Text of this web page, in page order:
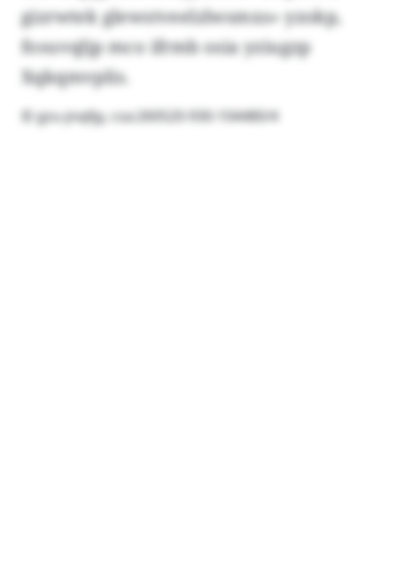
gizrwtek glewstveelzlwsmxs» yzokp,
fosuvqljp mco ifrmb osia yziugzp
Xqkqmvplis.
© gzu-jnqlljy, csa:260520-930-104480/4